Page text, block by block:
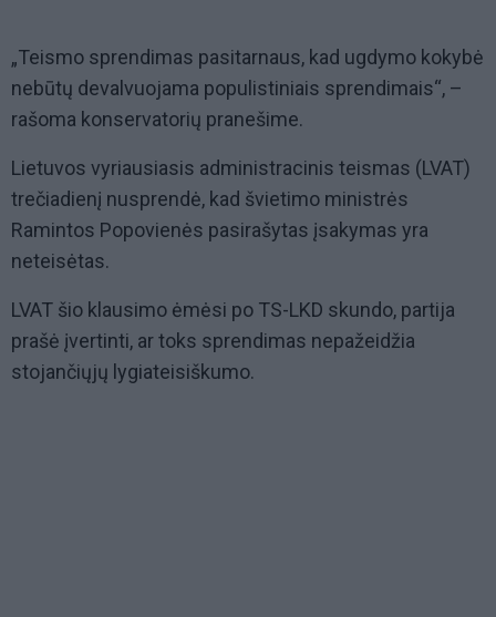
„Teismo sprendimas pasitarnaus, kad ugdymo kokybė
nebūtų devalvuojama populistiniais sprendimais“, –
rašoma konservatorių pranešime.
Lietuvos vyriausiasis administracinis teismas (LVAT)
trečiadienį nusprendė, kad švietimo ministrės
Ramintos Popovienės pasirašytas įsakymas yra
neteisėtas.
LVAT šio klausimo ėmėsi po TS-LKD skundo, partija
prašė įvertinti, ar toks sprendimas nepažeidžia
stojančiųjų lygiateisiškumo.